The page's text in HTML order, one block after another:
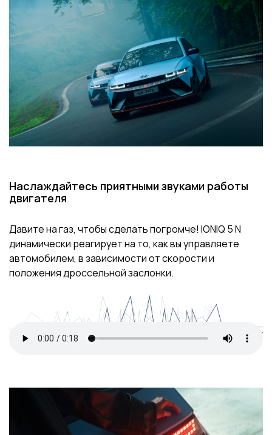
Наслаждайтесь приятными звуками работы
двигателя
Давите на газ, чтобы сделать погромче! IONIQ 5 N
динамически реагирует на то, как вы управляете
автомобилем, в зависимости от скорости и
положения дроссельной заслонки.